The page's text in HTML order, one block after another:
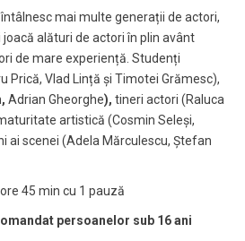
mai multe generații de actori,
alături de actori în plin avânt
de mare experiență. Studenți
Prică, Vlad Lință și Timotei Grămesc),
, Adrian Gheorghe), tineri actori (Raluca
artistică (Cosmin Seleși,
ai scenei (Adela Mărculescu, Ștefan
45 min cu 1 pauză
persoanelor sub 16 ani